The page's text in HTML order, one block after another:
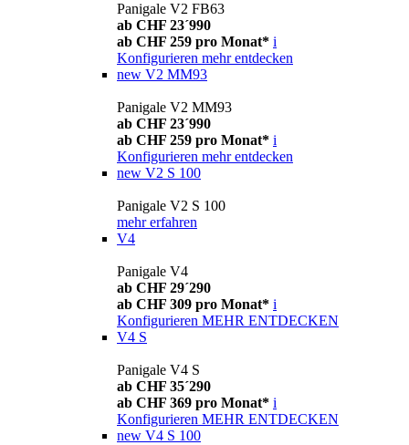
Panigale V2 FB63
ab CHF 23´990
ab CHF 259 pro Monat* i
Konfigurieren mehr entdecken
new V2 MM93
Panigale V2 MM93
ab CHF 23´990
ab CHF 259 pro Monat* i
Konfigurieren mehr entdecken
new V2 S 100
Panigale V2 S 100
mehr erfahren
V4
Panigale V4
ab CHF 29´290
ab CHF 309 pro Monat* i
Konfigurieren MEHR ENTDECKEN
V4 S
Panigale V4 S
ab CHF 35´290
ab CHF 369 pro Monat* i
Konfigurieren MEHR ENTDECKEN
new V4 S 100